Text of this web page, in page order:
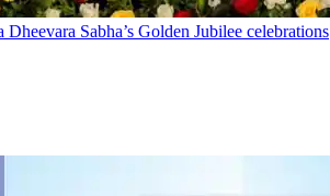
Sabha’s Golden Jubilee celebrations